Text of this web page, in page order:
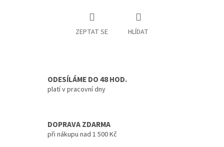
ZEPTAT SE HLÍDAT
ODESÍLÁME DO 48 HOD.
platí v pracovní dny
DOPRAVA ZDARMA
při nákupu nad 1 500 Kč